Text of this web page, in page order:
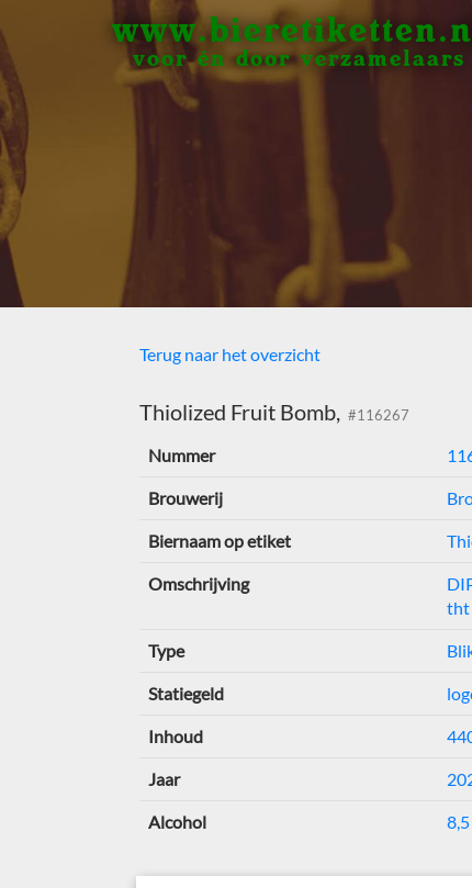
voor én door verzamelaars
Terug naar het overzicht
Thiolized Fruit Bomb, #116267
Nummer
Brouwerij
Biernaam op etiket
Omschrijving
tht
Type
Statiegeld
Inhoud
Jaar
Alcohol 8,5